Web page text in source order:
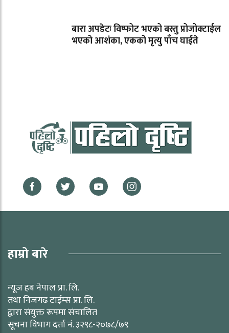
बारा अपडेटः विष्फोट भएको बस्तु प्रोजोक्टाईल
भएको आशंका, एकको मृत्यु पाँच घाईते
हाम्रो बारे
न्यूज हब नेपाल प्रा. लि.
तथा निजगढ टाईम्स प्रा. लि.
द्वारा संयुक्त रूपमा संचालित
सूचना विभाग दर्ता नं. ३२९८-२०७८/७९